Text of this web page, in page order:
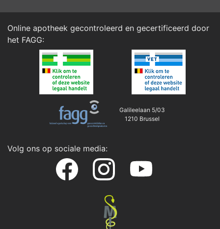
Online apotheek gecontroleerd en gecertificeerd door
het FAGG:
Galileelaan 5/03
1210 Brussel
Volg ons op sociale media: